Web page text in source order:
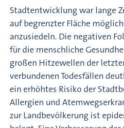
Stadtentwicklung war lange
auf begrenzter Fläche
anzusiedeln. Die negativen
für die menschliche
großen Hitzewellen der
verbundenen Todesfällen
ein erhöhtes Risiko der
Allergien und
zur Landbevölkerung ist